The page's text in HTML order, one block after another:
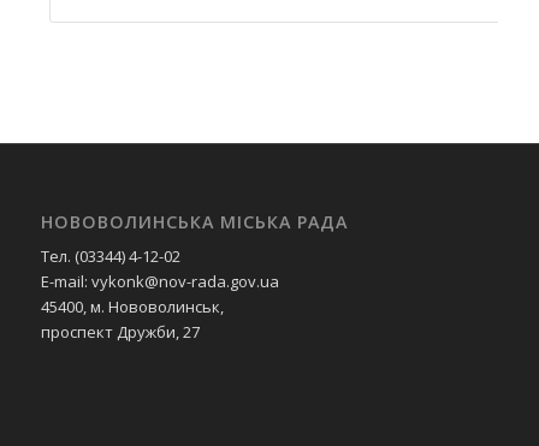
НОВОВОЛИНСЬКА МІСЬКА РАДА
Тел. (03344) 4-12-02
E-mail: vykonk@nov-rada.gov.ua
45400, м. Нововолинськ,
проспект Дружби, 27